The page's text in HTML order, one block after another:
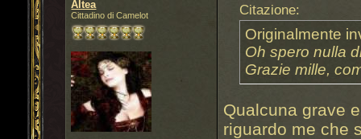
Altea
Cittadino di Camelot Citazione:
Originalmente
Oh spero nulla
Grazie mille,
Qualcuna grave
riguardo me che